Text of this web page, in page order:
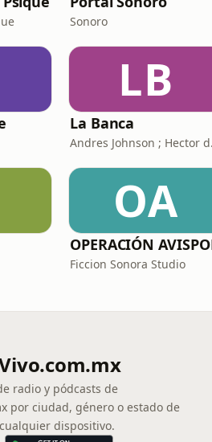
Sonoro
LB
La Banca
OA
OPERACIÓN
Ficcion Sonora Studio
radio y pódcasts de
por ciudad, género o estado de
dispositivo.